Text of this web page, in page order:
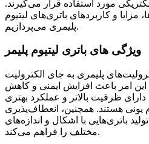
مورد استفاده قرار می‌گیرند.
و کاربردهای باتری‌های لیتیوم
پلیمری می‌پردازیم.
ویژگی‌ های باتری لیتیوم پلیمر
پلیمری به جای الکترولیت‌
این امر باعث افزایش ایمنی و کاهش
ظرفیت بالاتر و عملکرد بهتری
یونی هستند. همچنین، انعطاف‌پذیری
باتری‌هایی با اشکال و اندازه‌های
مختلف را فراهم می‌کند.